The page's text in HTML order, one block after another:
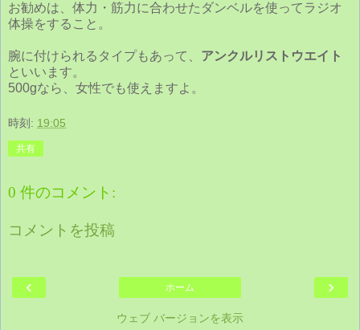
お勧めは、体力・筋力に合わせたダンベルを使ってラジオ
体操をすること。
腕に付けられるタイプもあって、 アンクルリストウエイト
といいます。
500gなら、女性でも使えますよ。
時刻: 19:05
共有
0 件のコメント:
コメントを投稿
‹ ›
ホーム
ウェブ バージョンを表示